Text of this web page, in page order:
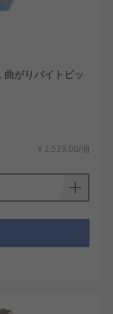
曲がりバイトビッ
￥2,539.00/個